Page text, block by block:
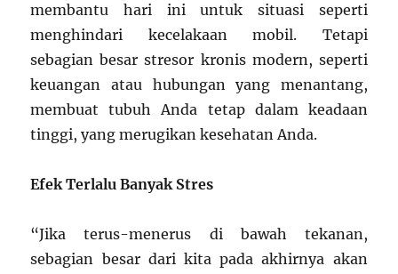
membantu hari ini untuk situasi seperti
menghindari kecelakaan mobil. Tetapi
sebagian besar stresor kronis modern, seperti
keuangan atau hubungan yang menantang,
membuat tubuh Anda tetap dalam keadaan
tinggi, yang merugikan kesehatan Anda.
Efek Terlalu Banyak Stres
“Jika terus-menerus di bawah tekanan,
sebagian besar dari kita pada akhirnya akan